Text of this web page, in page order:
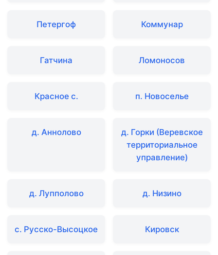
Петергоф Коммунар
Гатчина Ломоносов
Красное с. п. Новоселье
д. Аннолово
д. Горки (Веревское
территориальное
управление)
д. Лупполово д. Низино
с. Русско-Высоцкое Кировск